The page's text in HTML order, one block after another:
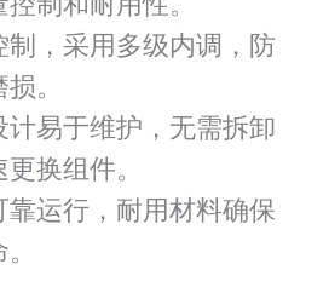
，采用多级内调，防
。
计易于维护，无需拆卸
换组件。
运行，耐用材料确保